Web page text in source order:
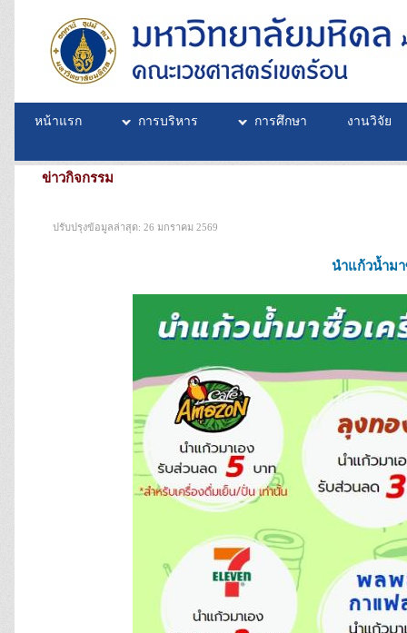
หน้าแรก การบริหาร การศึกษา งานวิจัย
ข่าวกิจกรรม
ปรับปรุงข้อมูลล่าสุด: 26 มกราคม 2569
นำแก้วน้ำม